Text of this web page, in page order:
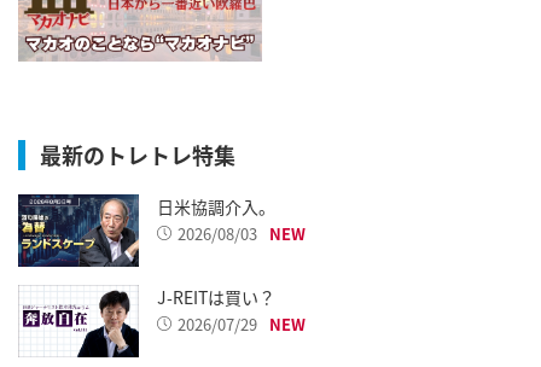
最新のトレトレ特集
日米協調介入。
2026/08/03
J-REITは買い？
2026/07/29